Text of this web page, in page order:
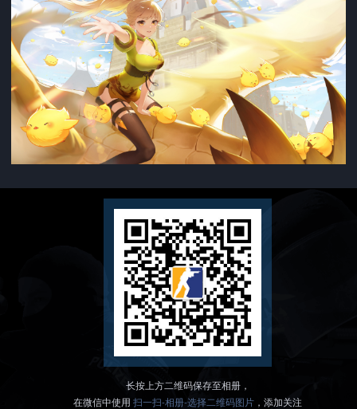
长按上方二维码保存至相册，
在微信中使用扫一扫-相册-选择二维码图片 ，添加关注